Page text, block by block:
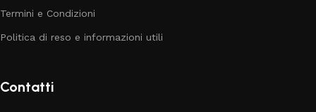
Termini e Condizioni
Politica di reso e informazioni utili
Contatti